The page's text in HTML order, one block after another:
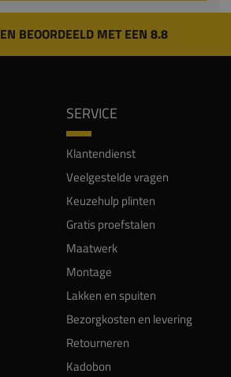
BEOORDEELD MET EEN 8.8
SERVICE
Klantendienst
Veelgestelde vragen
Keuzehulp plinten
Gratis proefstalen
Maatwerk
Montage
Lakken en spuiten
Bezorgkosten en levering
Retourneren
Kadobon